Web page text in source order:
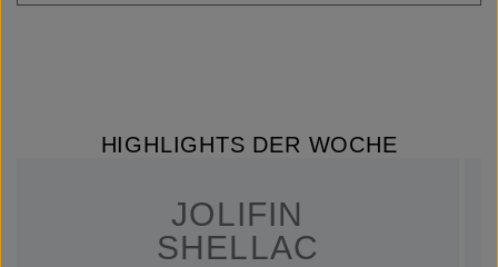
HIGHLIGHTS DER WOCHE
JOLIFIN
SHELLAC